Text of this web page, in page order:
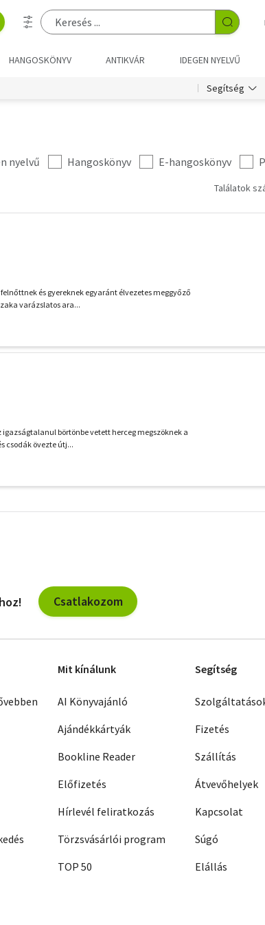
HANGOSKÖNYV ANTIKVÁR IDEGEN NYELVŰ
Segítség
nyelvű Hangoskönyv E-hangoskönyv
Találatok
és gyereknek egyaránt élvezetes meggyőző
varázslatos ara...
igazságtalanul börtönbe vetett herceg megszöknek a
csodák övezte útj...
szűrők
Csatlakozom
Mit kínálunk
AI Könyvajánló
Ajándékkártyák
Bookline Reader
Előfizetés
Hírlevél feliratkozás
Törzsvásárlói program
TOP 50
Segítség
Fizetés
Szállítás
Átvevőhelyek
Kapcsolat
Súgó
Elállás